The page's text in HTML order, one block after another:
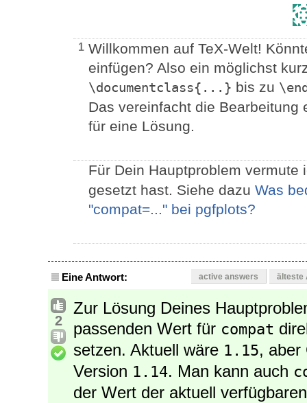
1 Willkommen auf TeX-Welt!
einfügen? Also ein möglichst
\documentclass{...} bis zu
Das vereinfacht die
für eine Lösung.
Für Dein Hauptproblem
gesetzt hast. Siehe dazu Was
"compat=..." bei pgfplots?
Eine Antwort: active answers älteste
2
Zur Lösung Deines
passenden Wert für compat
setzen. Aktuell wäre 1.15, aber
Version 1.14. Man kann auch
der Wert der aktuell